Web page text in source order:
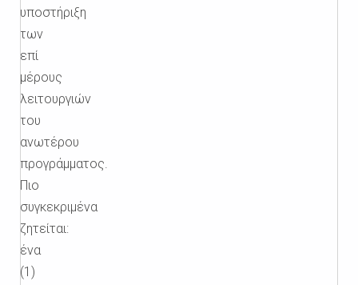
υποστήριξη
των
επί
μέρους
λειτουργιών
του
ανωτέρου
προγράμματος.
Πιο
συγκεκριμένα
ζητείται:
ένα
(1)